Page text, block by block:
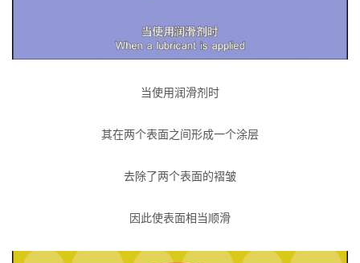
当使用润滑剂时
其在两个表面之间形成一个涂层
去除了两个表面的褶皱
因此使表面相当顺滑